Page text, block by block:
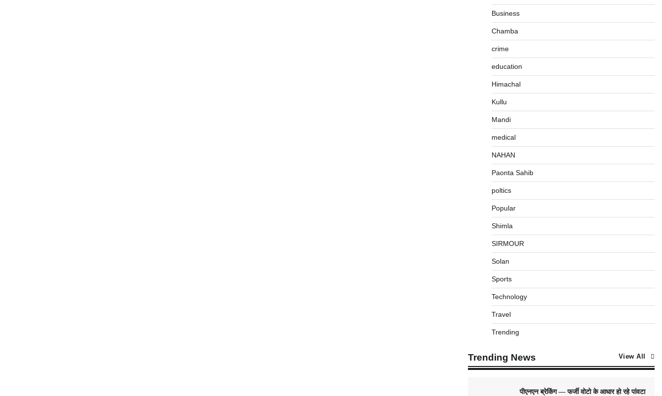
Business
Chamba
crime
education
Himachal
Kullu
Mandi
medical
NAHAN
Paonta Sahib
poltics
Popular
Shimla
SIRMOUR
Solan
Sports
Technology
Travel
Trending
Trending News View All
पीएनएन ब्रेकिंग — फर्जी वोटो के आधार हो रहे पांवटा